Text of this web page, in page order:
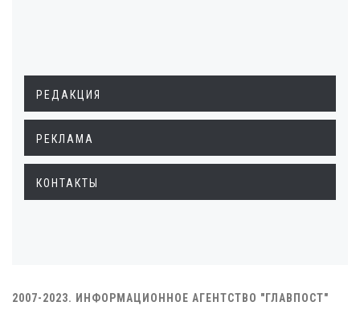
РЕДАКЦИЯ
РЕКЛАМА
КОНТАКТЫ
2007-2023. ИНФОРМАЦИОННОЕ АГЕНТСТВО "ГЛАВПОСТ"